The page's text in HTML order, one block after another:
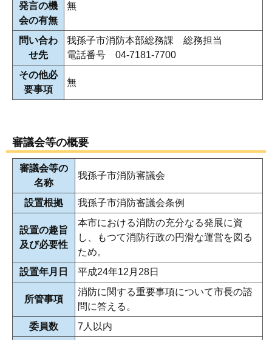
発言の機
会の有無
無
問い合わ
せ先
我孫子市消防本部総務課 総務担当
電話番号 04-7181-7700
その他必
要事項
無
審議会等の概要
審議会等の
名称
我孫子市消防審議会
設置根拠 我孫子市消防審議会条例
設置の趣旨
及び必要性
本市における消防の充分なる発展に資
し、もつて消防行政の円滑な運営を図る
ため。
設置年月日
平成24年12月28日
所管事項
消防に関する重要事項について市長の諮
問に答える。
委員数
7人以内